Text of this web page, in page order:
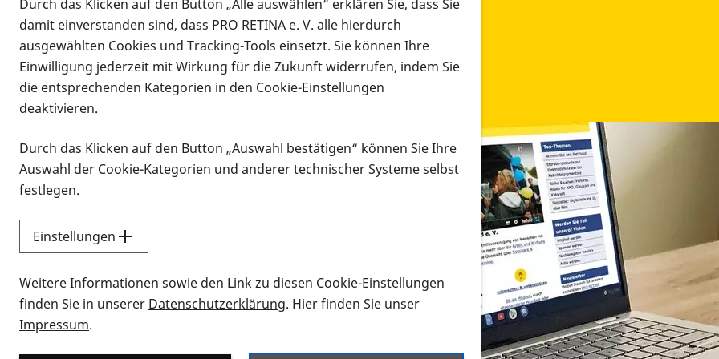
Infomaterial
Infomaterial
Vorlesen
Alle Infomaterialien in verschiedenen Formaten an
Sie möchten wissen, wie Sie nach Infonmaterial suchen und dieses bestellen bzw. herunterladen
Durch das Klicken auf den Button „Alle auswählen“ erklären Sie, dass Sie
damit einverstanden sind, dass PRO RETINA e. V. alle hierdurch
ausgewählten Cookies und Tracking-Tools einsetzt. Sie können Ihre
Einwilligung jederzeit mit Wirkung für die Zukunft widerrufen, indem Sie
die entsprechenden Kategorien in den Cookie-Einstellungen
deaktivieren.
Durch das Klicken auf den Button „Auswahl bestätigen“ können Sie Ihre
Auswahl der Cookie-Kategorien und anderer technischer Systeme selbst
festlegen.
Einstellungen
Weitere Informationen sowie den Link zu diesen Cookie-Einstellungen
finden Sie in unserer Datenschutzerklärung. Hier finden Sie unser
Impressum.